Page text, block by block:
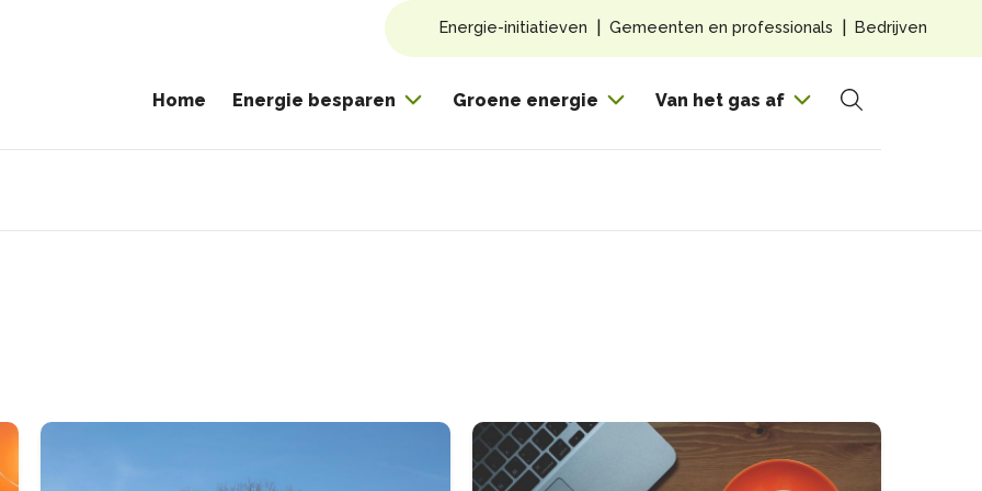
Home Energie besparen Groene energie Van het gas af
Zoeken
Top
Energie-initiatieven Gemeenten en professionals Bedrijven